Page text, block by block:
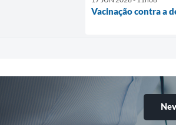
Vacinação contra a